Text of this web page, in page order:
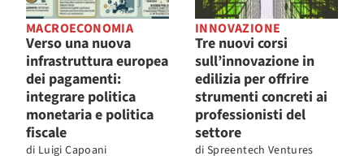
MACROECONOMIA
Verso una nuova
infrastruttura europea
dei pagamenti:
integrare politica
monetaria e politica
fiscale
di Luigi Capoani
INNOVAZIONE
Tre nuovi corsi
sull’innovazione in
edilizia per offrire
strumenti concreti ai
professionisti del
settore
di Spreentech Ventures